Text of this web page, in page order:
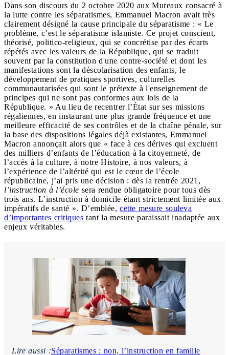
Dans son discours du 2 octobre 2020 aux Mureaux consacré à
la lutte contre les séparatismes, Emmanuel Macron avait très
clairement désigné la cause principale du séparatisme : « Le
problème, c’est le séparatisme islamiste. Ce projet conscient,
théorisé, politico-religieux, qui se concrétise par des écarts
répétés avec les valeurs de la République, qui se traduit
souvent par la constitution d'une contre-société et dont les
manifestations sont la déscolarisation des enfants, le
développement de pratiques sportives, culturelles
communautarisées qui sont le prétexte à l'enseignement de
principes qui ne sont pas conformes aux lois de la
République. » Au lieu de recentrer l’État sur ses missions
régaliennes, en instaurant une plus grande fréquence et une
meilleure efficacité de ses contrôles et de la chaîne pénale, sur
la base des dispositions légales déjà existantes, Emmanuel
Macron annonçait alors que « face à ces dérives qui excluent
des milliers d’enfants de l’éducation à la citoyenneté, de
l’accès à la culture, à notre Histoire, à nos valeurs, à
l’expérience de l’altérité qui est le cœur de l’école
républicaine, j’ai pris une décision : dès la rentrée 2021,
l’instruction à l’école sera rendue obligatoire pour tous dès
trois ans. L’instruction à domicile étant strictement limitée aux
impératifs de santé ». D’emblée, cette mesure souleva
d’importantes critiques tant la mesure paraissait inadaptée aux
enjeux véritables.
Lire aussi :Séparatismes : non, l’instruction en famille